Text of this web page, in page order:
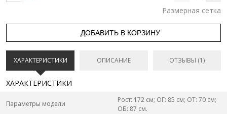
Размерная сетка
ДОБАВИТЬ В КОРЗИНУ
ХАРАКТЕРИСТИКИ ОПИСАНИЕ ОТЗЫВЫ (1)
ХАРАКТЕРИСТИКИ
Параметры модели
Рост: 172 см; ОГ: 85 см; ОТ: 70 см;
ОБ: 87 см.